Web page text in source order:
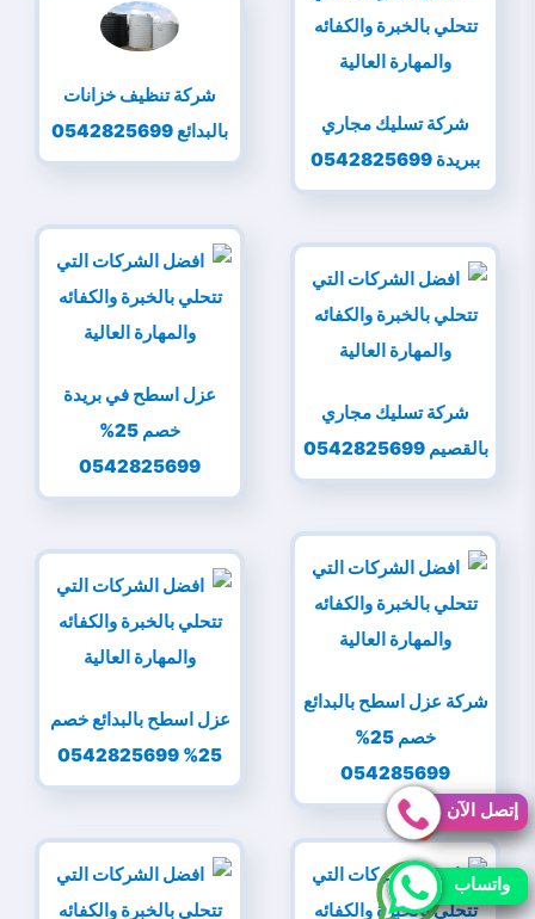
شركة تسليك مجاري
ببريدة 0542825699
شركة تنظيف خزانات
بالبدائع 0542825699
شركة تسليك مجاري
بالقصيم 0542825699
عزل اسطح في بريدة
خصم 25%
0542825699
شركة عزل اسطح بالبدائع
خصم 25%
054285699
عزل اسطح بالبدائع خصم
25% 0542825699
إتصل الآن
واتساب
إتصل الآن
واتساب